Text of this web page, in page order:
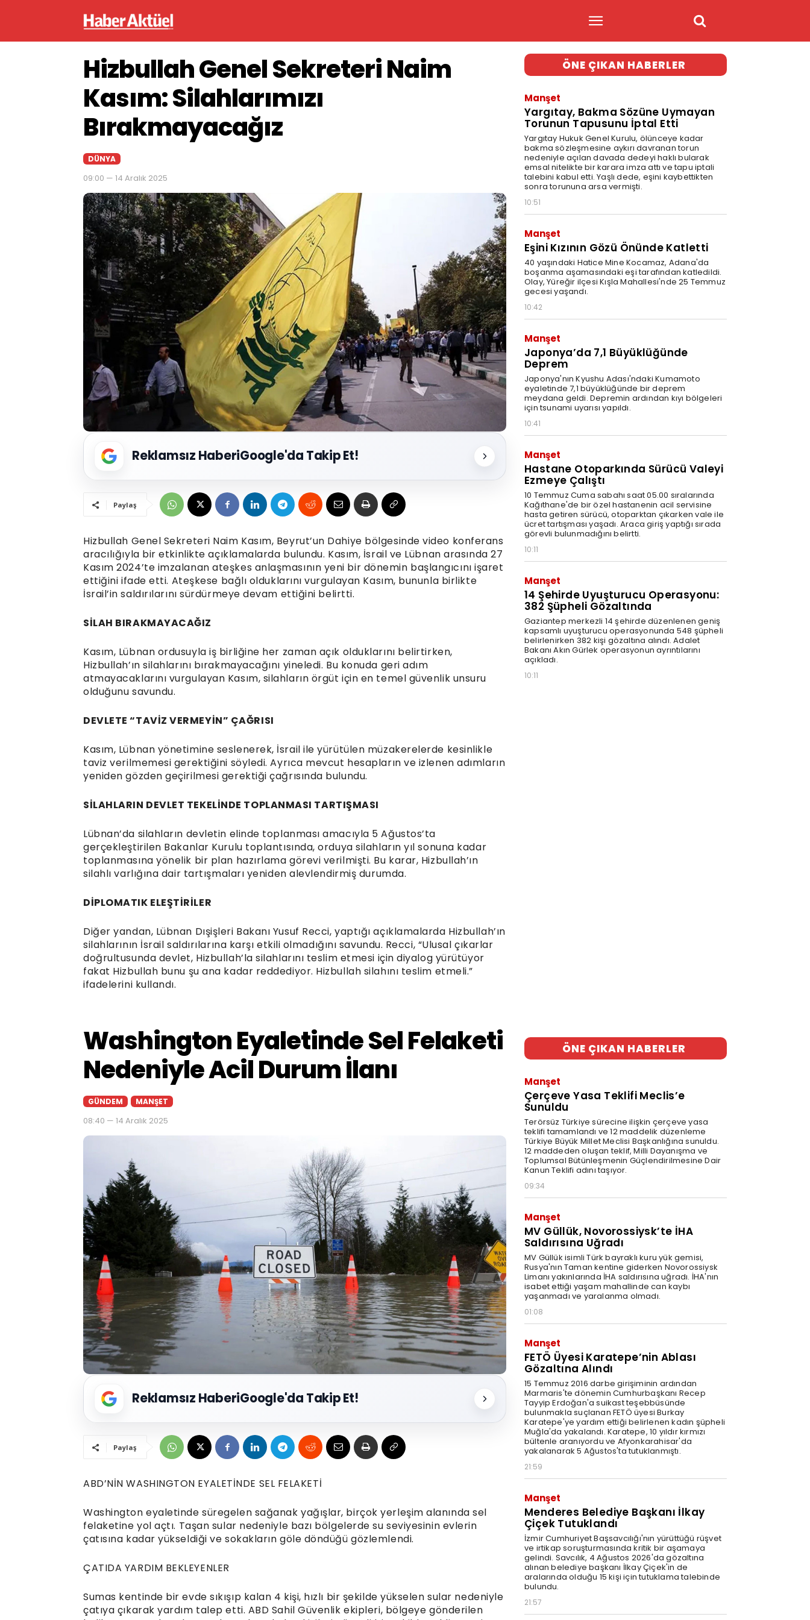
Hizbullah Genel Sekreteri Naim
Kasım: Silahlarımızı
Bırakmayacağız
DÜNYA
09:00 — 14 Aralık 2025
Reklamsız HaberiGoogle'da Takip Et!
Paylaş
Hizbullah Genel Sekreteri Naim Kasım, Beyrut’un Dahiye bölgesinde video konferans
aracılığıyla bir etkinlikte açıklamalarda bulundu. Kasım, İsrail ve Lübnan arasında 27
Kasım 2024’te imzalanan ateşkes anlaşmasının yeni bir dönemin başlangıcını işaret
ettiğini ifade etti. Ateşkese bağlı olduklarını vurgulayan Kasım, bununla birlikte
İsrail’in saldırılarını sürdürmeye devam ettiğini belirtti.
SİLAH BIRAKMAYACAĞIZ
Kasım, Lübnan ordusuyla iş birliğine her zaman açık olduklarını belirtirken,
Hizbullah’ın silahlarını bırakmayacağını yineledi. Bu konuda geri adım
atmayacaklarını vurgulayan Kasım, silahların örgüt için en temel güvenlik unsuru
olduğunu savundu.
DEVLETE “TAVİZ VERMEYİN” ÇAĞRISI
Kasım, Lübnan yönetimine seslenerek, İsrail ile yürütülen müzakerelerde kesinlikle
taviz verilmemesi gerektiğini söyledi. Ayrıca mevcut hesapların ve izlenen adımların
yeniden gözden geçirilmesi gerektiği çağrısında bulundu.
SİLAHLARIN DEVLET TEKELİNDE TOPLANMASI TARTIŞMASI
Lübnan’da silahların devletin elinde toplanması amacıyla 5 Ağustos’ta
gerçekleştirilen Bakanlar Kurulu toplantısında, orduya silahların yıl sonuna kadar
toplanmasına yönelik bir plan hazırlama görevi verilmişti. Bu karar, Hizbullah’ın
silahlı varlığına dair tartışmaları yeniden alevlendirmiş durumda.
DİPLOMATIK ELEŞTİRİLER
Diğer yandan, Lübnan Dışişleri Bakanı Yusuf Recci, yaptığı açıklamalarda Hizbullah’ın
silahlarının İsrail saldırılarına karşı etkili olmadığını savundu. Recci, “Ulusal çıkarlar
doğrultusunda devlet, Hizbullah’la silahlarını teslim etmesi için diyalog yürütüyor
fakat Hizbullah bunu şu ana kadar reddediyor. Hizbullah silahını teslim etmeli.”
ifadelerini kullandı.
ÖNE ÇIKAN HABERLER
Manşet
Yargıtay, Bakma Sözüne Uymayan
Torunun Tapusunu İptal Etti
Yargıtay Hukuk Genel Kurulu, ölünceye kadar
bakma sözleşmesine aykırı davranan torun
nedeniyle açılan davada dedeyi haklı bularak
emsal nitelikte bir karara imza attı ve tapu iptali
talebini kabul etti. Yaşlı dede, eşini kaybettikten
sonra torununa arsa vermişti.
10:51
Manşet
Eşini Kızının Gözü Önünde Katletti
40 yaşındaki Hatice Mine Kocamaz, Adana'da
boşanma aşamasındaki eşi tarafından katledildi.
Olay, Yüreğir ilçesi Kışla Mahallesi'nde 25 Temmuz
gecesi yaşandı.
10:42
Manşet
Japonya’da 7,1 Büyüklüğünde
Deprem
Japonya'nın Kyushu Adası'ndaki Kumamoto
eyaletinde 7,1 büyüklüğünde bir deprem
meydana geldi. Depremin ardından kıyı bölgeleri
için tsunami uyarısı yapıldı.
10:41
Manşet
Hastane Otoparkında Sürücü Valeyi
Ezmeye Çalıştı
10 Temmuz Cuma sabahı saat 05.00 sıralarında
Kağıthane'de bir özel hastanenin acil servisine
hasta getiren sürücü, otoparktan çıkarken vale ile
ücret tartışması yaşadı. Araca giriş yaptığı sırada
görevli bulunmadığını belirtti.
10:11
Manşet
14 Şehirde Uyuşturucu Operasyonu:
382 Şüpheli Gözaltında
Gaziantep merkezli 14 şehirde düzenlenen geniş
kapsamlı uyuşturucu operasyonunda 548 şüpheli
belirlenirken 382 kişi gözaltına alındı. Adalet
Bakanı Akın Gürlek operasyonun ayrıntılarını
açıkladı.
10:11